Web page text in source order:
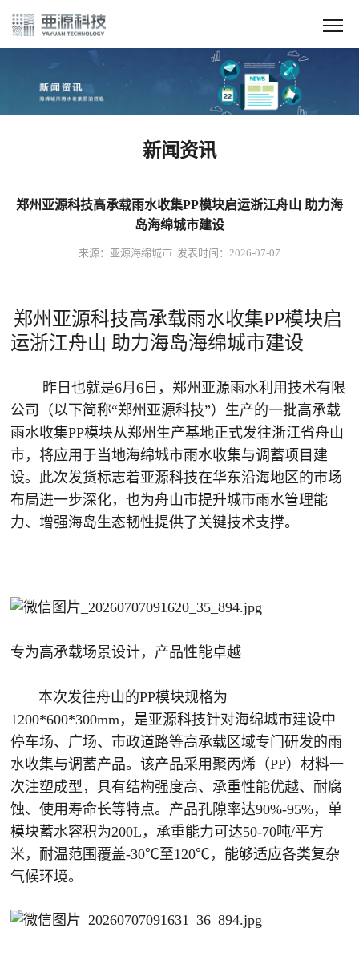
新闻资讯
郑州亚源科技高承载雨水收集PP模块启运浙江舟山 助力海
岛海绵城市建设
来源：亚源海绵城市 发表时间：2026-07-07
郑州亚源科技高承载雨水收集PP模块启
运浙江舟山 助力海岛海绵城市建设
昨日也就是6月6日，郑州亚源雨水利用技术有限
公司（以下简称“郑州亚源科技”）生产的一批高承载
雨水收集PP模块从郑州生产基地正式发往浙江省舟山
市，将应用于当地海绵城市雨水收集与调蓄项目建
设。此次发货标志着亚源科技在华东沿海地区的市场
布局进一步深化，也为舟山市提升城市雨水管理能
力、增强海岛生态韧性提供了关键技术支撑。
专为高承载场景设计，产品性能卓越
本次发往舟山的PP模块规格为
1200*600*300mm，是亚源科技针对海绵城市建设中
停车场、广场、市政道路等高承载区域专门研发的雨
水收集与调蓄产品。该产品采用聚丙烯（PP）材料一
次注塑成型，具有结构强度高、承重性能优越、耐腐
蚀、使用寿命长等特点。产品孔隙率达90%-95%，单
模块蓄水容积为200L，承重能力可达50-70吨/平方
米，耐温范围覆盖-30℃至120℃，能够适应各类复杂
气候环境。